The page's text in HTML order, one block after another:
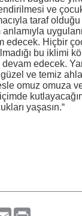
ve
taraf
edecek. Hiçbir
bu iklimi
edecek.
ve temiz
omuz omuza
yaşasın.“
Email